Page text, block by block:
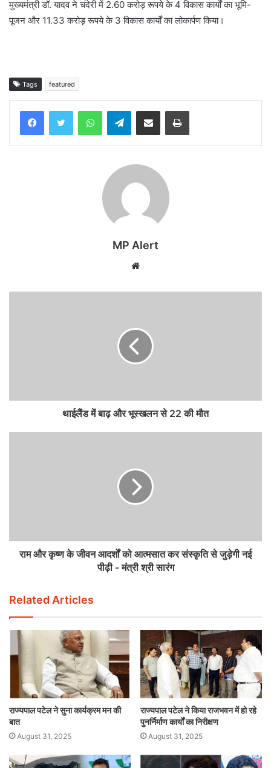
मुख्यमंत्री डॉ. यादव ने चंदेरी में 2.60 करोड़ रूपये के 4 विकास कार्यों का भूमि-
पूजन और 11.33 करोड़ रूपये के 3 विकास कार्यों का लोकार्पण किया।
Tags featured
WhatsAppTelegramShare via Email Print
MP Alert
Website
थाईलैंड में बाढ़ और भूस्खलन से 22 की मौत
राम और कृष्ण के जीवन आदर्शों को आत्मसात कर संस्कृति से जुड़ेगी नई
पीढ़ी - मंत्री श्री सारंग
Related Articles
राज्यपाल पटेल ने सुना कार्यक्रम मन की
बात
August 31, 2025
राज्यपाल पटेल ने किया राजभवन में हो रहे
पुनर्निर्माण कार्यों का निरीक्षण
August 31, 2025